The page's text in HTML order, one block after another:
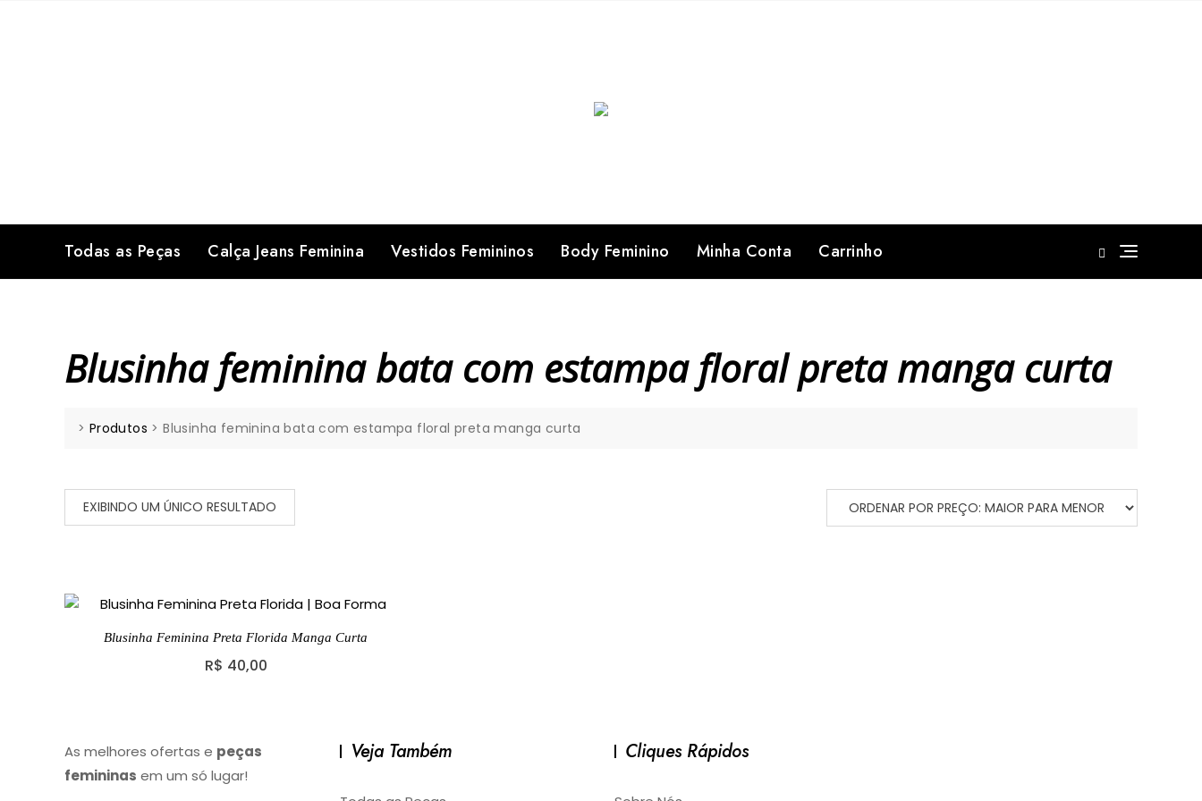
Todas as Peças Calça Jeans Feminina Vestidos Femininos Body Feminino Minha Conta Carrinho
Blusinha feminina bata com estampa floral preta manga curta
> Produtos >Blusinha feminina bata com estampa floral preta manga curta
EXIBINDO UM ÚNICO RESULTADO
Blusinha Feminina Preta Florida Manga Curta
R$ 40,00
As melhores ofertas e peças
femininas em um só lugar!
Veja Também Cliques Rápidos